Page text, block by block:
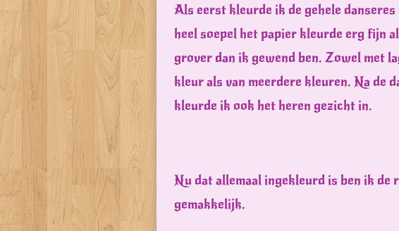
Als eerst kleurde ik de gehele
heel soepel het papier kleurde erg fijn
grover dan ik gewend ben. Zowel met
kleur als van meerdere kleuren. Na de
kleurde ik ook het heren gezicht in.
Nu dat allemaal ingekleurd is ben ik
gemakkelijk.